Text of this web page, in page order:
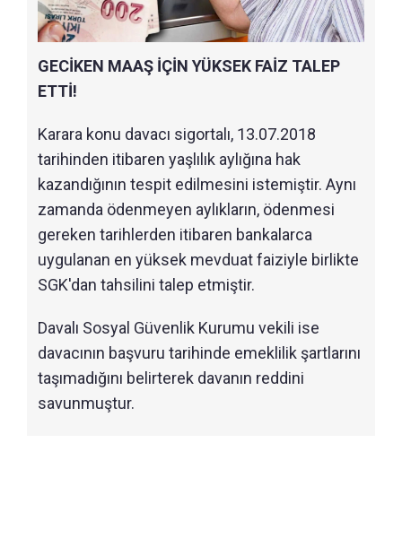
GECİKEN MAAŞ İÇİN YÜKSEK FAİZ TALEP
ETTİ!
Karara konu davacı sigortalı, 13.07.2018
tarihinden itibaren yaşlılık aylığına hak
kazandığının tespit edilmesini istemiştir. Aynı
zamanda ödenmeyen aylıkların, ödenmesi
gereken tarihlerden itibaren bankalarca
uygulanan en yüksek mevduat faiziyle birlikte
SGK'dan tahsilini talep etmiştir.
Davalı Sosyal Güvenlik Kurumu vekili ise
davacının başvuru tarihinde emeklilik şartlarını
taşımadığını belirterek davanın reddini
savunmuştur.